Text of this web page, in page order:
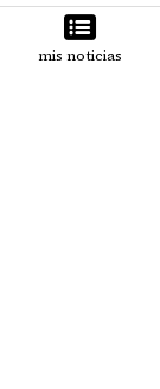
mis noticias